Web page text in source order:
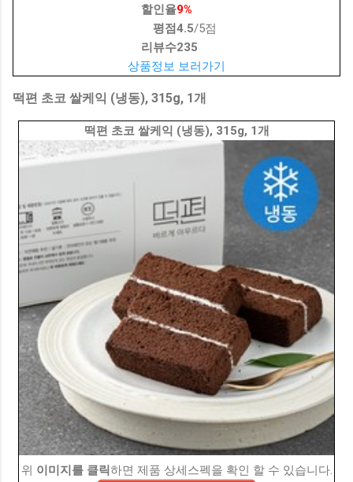
할인율9%
평점4.5/5점
리뷰수235
상품정보 보러가기
떡편 초코 쌀케익 (냉동), 315g, 1개
떡편 초코 쌀케익 (냉동), 315g, 1개
위 이미지를 클릭하면 제품 상세스펙을 확인 할 수 있습니다.